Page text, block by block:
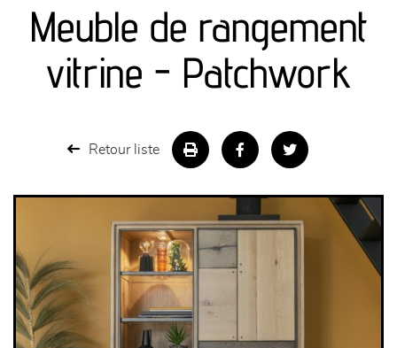
séjours
meubles de complément
Meuble de rangement
vitrine - Patchwork
Retour liste